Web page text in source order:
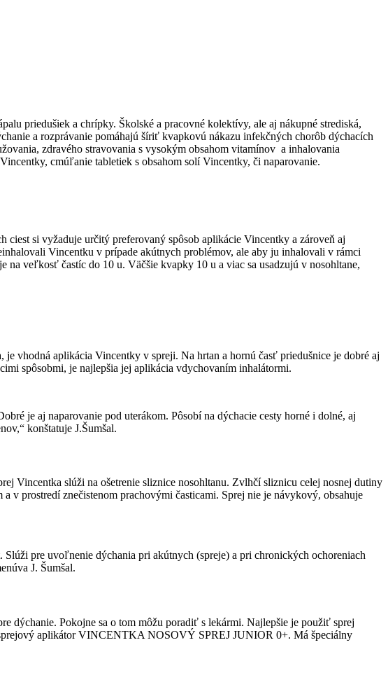
priedušiek a chrípky. Školské a pracovné kolektívy, ale aj nákupné strediská,
a rozprávanie pomáhajú šíriť kvapkovú nákazu infekčných chorôb dýchacích
zdravého stravovania s vysokým obsahom vitamínov a inhalovania
cmúľanie tabletiek s obsahom solí Vincentky, či naparovanie.
si vyžaduje určitý preferovaný spôsob aplikácie Vincentky a zároveň aj
Vincentku v prípade akútnych problémov, ale aby ju inhalovali v rámci
na veľkosť častíc do 10 u. Väčšie kvapky 10 u a viac sa usadzujú v nosohltane,
vhodná aplikácia Vincentky v spreji. Na hrtan a hornú časť priedušnice je dobré aj
spôsobmi, je najlepšia jej aplikácia vdychovaním inhalátormi.
je aj naparovanie pod uterákom. Pôsobí na dýchacie cesty horné i dolné, aj
konštatuje J.Šumšal.
Vincentka slúži na ošetrenie sliznice nosohltanu. Zvlhčí sliznicu celej nosnej dutiny
v prostredí znečistenom prachovými časticami. Sprej nie je návykový, obsahuje
pre uvoľnenie dýchania pri akútnych (spreje) a pri chronických ochoreniach
J. Šumšal.
dýchanie. Pokojne sa o tom môžu poradiť s lekármi. Najlepšie je použiť sprej
aplikátor VINCENTKA NOSOVÝ SPREJ JUNIOR 0+. Má špeciálny